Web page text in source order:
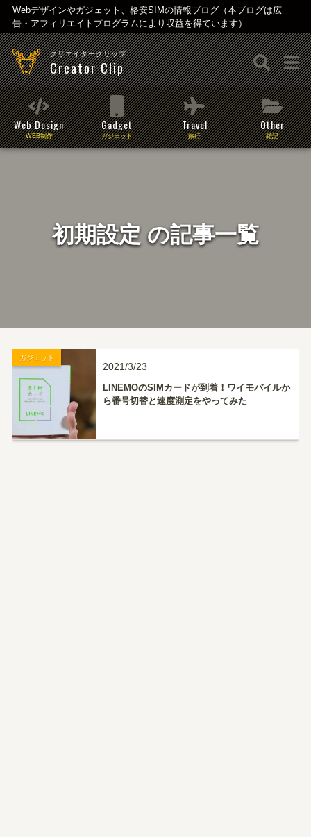
Webデザインやガジェット、格安SIMの情報ブログ（本ブログは広
告・アフィリエイトプログラムにより収益を得ています）
クリエイタークリップ
Creator Clip
Web Design
WEB制作
Gadget
ガジェット
Travel
旅行
Other
雑記
初期設定 の記事一覧
ガジェット
2021/3/23
LINEMOのSIMカードが到着！ワイモバイルか
ら番号切替と速度測定をやってみた